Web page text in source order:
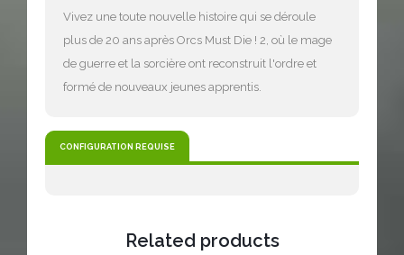
Vivez une toute nouvelle histoire qui se déroule
plus de 20 ans après Orcs Must Die ! 2, où le mage
de guerre et la sorcière ont reconstruit l'ordre et
formé de nouveaux jeunes apprentis.
CONFIGURATION REQUISE
Related products